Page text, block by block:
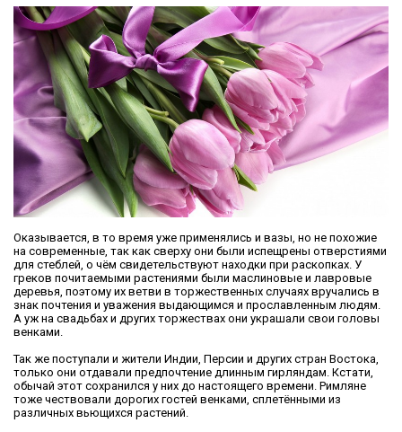
Оказывается, в то время уже применялись и вазы, но не похожие
на современные, так как сверху они были испещрены отверстиями
для стеблей, о чём свидетельствуют находки при раскопках. У
греков почитаемыми растениями были маслиновые и лавровые
деревья, поэтому их ветви в торжественных случаях вручались в
знак почтения и уважения выдающимся и прославленным людям.
А уж на свадьбах и других торжествах они украшали свои головы
венками.
Так же поступали и жители Индии, Персии и других стран Востока,
только они отдавали предпочтение длинным гирляндам. Кстати,
обычай этот сохранился у них до настоящего времени. Римляне
тоже чествовали дорогих гостей венками, сплетёнными из
различных вьющихся растений.